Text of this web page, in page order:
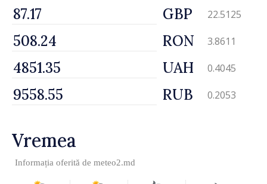
GBP 22.5125
RON 3.8611
UAH 0.4045
RUB 0.2053
Vremea
Informația oferită de meteo2.md